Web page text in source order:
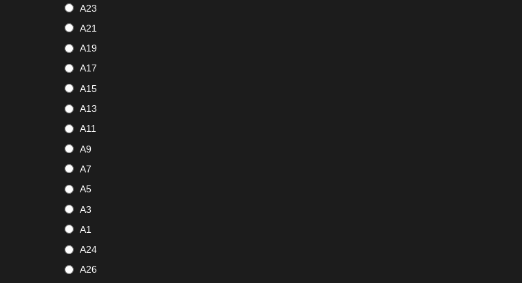
A23
A21
A19
A17
A15
A13
A11
A9
A7
A5
A3
A1
A24
A26